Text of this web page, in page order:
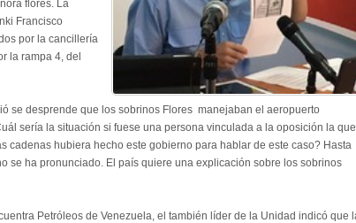
flores. La
Francisco
por la cancillería
la rampa 4, del
se desprende que los sobrinos Flores manejaban el aeropuerto
sería la situación si fuese una persona vinculada a la oposición la que
cadenas hubiera hecho este gobierno para hablar de este caso? Hasta
se ha pronunciado. El país quiere una explicación sobre los sobrinos
Petróleos de Venezuela, el también líder de la Unidad indicó que